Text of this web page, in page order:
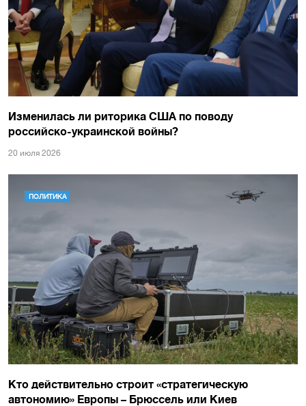
Изменилась ли риторика США по поводу
российско-украинской войны?
20 июля 2026
ПОЛИТИКА
Кто действительно строит «стратегическую
автономию» Европы – Брюссель или Киев